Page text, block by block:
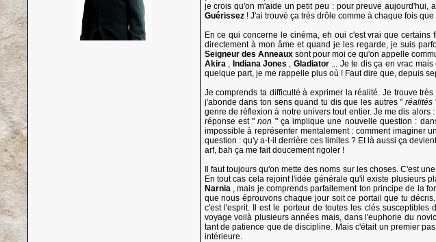
je crois qu'on m'aide un petit peu : pour preuve aujourd'hui,
Guérissez ! J'ai trouvé ça très drôle comme à chaque fois
En ce qui concerne le cinéma, eh oui c'est vrai que
directement à mon âme et quand je les regarde, je suis
Seigneur des Anneaux sont pour moi ce qu'on appelle
Akira , Indiana Jones , Gladiator ... Je te dis ça en vrac
quelque part, je me rappelle plus où ! Faut dire que, depuis
Je comprends ta difficulté à exprimer la réalité. Je trouve
j'abonde dans ton sens quand tu dis que les autres " réalités
genre de réflexion à notre univers tout entier. Je me dis alors :
réponse est " non " ça implique une nouvelle question :
impossible à représenter mentalement : comment imaginer
question : qu'y a-t-il derrière ces limites ? Et là aussi ça
arf, bah ça me fait doucement rigoler !
Il faut toujours qu'on mette des noms sur les choses. C'est
En tout cas cela rejoint l'idée générale qu'il existe plusieurs
Narnia , mais je comprends parfaitement ton principe de la
que nous éprouvons chaque jour soit ce portail que tu
c'est l'esprit. Il est le porteur de toutes les clés
voyage voilà plusieurs années mais, dans l'euphorie du
tant de patience que de discipline. Mais c'était un premier
intérieure.